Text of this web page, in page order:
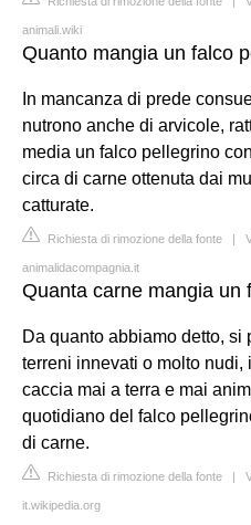
animali.wiki
Quanto mangia un falco
In mancanza di prede
nutrono anche di arvicole,
media un falco pellegrino
circa di carne ottenuta dai
catturate.
Richiesta di rimozione della fonte |
animalidacompagnia.it
Quanta carne mangia un
Da quanto abbiamo detto, si
terreni innevati o molto
caccia mai a terra e mai
quotidiano del falco
di carne.
Richiesta di rimozione della fonte |
it.wikipedia.org